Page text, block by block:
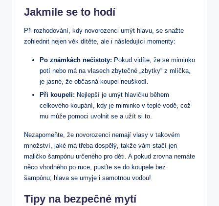
Jakmile se to hodí
Při rozhodování, kdy novorozenci umýt hlavu, se snažte
zohlednit nejen věk dítěte, ale i následující momenty:
Po známkách nečistoty: Pokud vidíte, že se miminko
potí nebo má na vlasech zbytečné „zbytky“ z mlíčka,
je jasné, že občasná koupel neuškodí.
Při koupeli: Nejlepší je umýt hlavičku během
celkového koupání, kdy je miminko v teplé vodě, což
mu může pomoci uvolnit se a užít si to.
Nezapomeňte, že novorozenci nemají vlasy v takovém
množství, jaké má třeba dospělý, takže vám stačí jen
maličko šampónu určeného pro děti. A pokud zrovna nemáte
něco vhodného po ruce, pusťte se do koupele bez
šampónu; hlava se umyje i samotnou vodou!
Tipy na bezpečné mytí